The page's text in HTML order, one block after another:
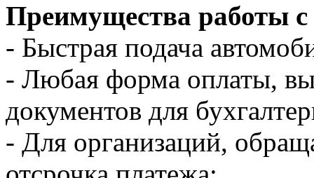
Преимущества работы
- Быстрая подача
- Любая форма оплаты,
документов для
- Для организаций,